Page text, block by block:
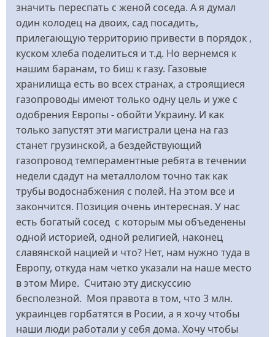
значить переспать с женой соседа. А я думал
один колодец на двоих, сад посадить,
прилегающую территорию привести в порядок ,
куском хлеба поделиться и т.д. Но вернемся к
нашим баранам, то биш к газу. Газовые
хранилища есть во всех странах, а строящиеся
газопроводы имеют только одну цель и уже с
одобрения Европы - обойти Украину. И как
только запустят эти магистрали цена на газ
станет грузинской, а бездействующий
газопровод темпераментные ребята в течении
недели сдадут на металлолом точно так как
трубы водоснабжения с полей. На этом все и
закончится. Позиция очень интересная. У нас
есть богатый сосед с которым мы объеденены
одной историей, одной религией, наконец
славянской нацией и что? Нет, нам нужно туда в
Европу, откуда нам четко указали на наше место
в этом Мире. Считаю эту дискуссию
бесполезной. Моя правота в том, что 3 млн.
украинцев горбатятся в Росии, а я хочу чтобы
наши люди работали у себя дома. Хочу чтобы